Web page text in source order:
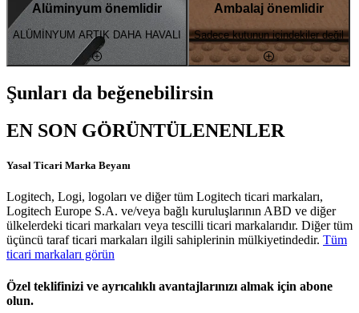
Alüminyum önemlidir
ALÜMİNYUM ARTIK DAHA HAVALI
Ambalaj önemlidir
Sadece kutunun içindekiler değil
Şunları da beğenebilirsin
EN SON GÖRÜNTÜLENENLER
Yasal Ticari Marka Beyanı
Logitech, Logi, logoları ve diğer tüm Logitech ticari markaları,
Logitech Europe S.A. ve/veya bağlı kuruluşlarının ABD ve diğer
ülkelerdeki ticari markaları veya tescilli ticari markalarıdır. Diğer tüm
üçüncü taraf ticari markaları ilgili sahiplerinin mülkiyetindedir. Tüm
ticari markaları görün
Özel teklifinizi ve ayrıcalıklı avantajlarınızı almak için abone
olun.